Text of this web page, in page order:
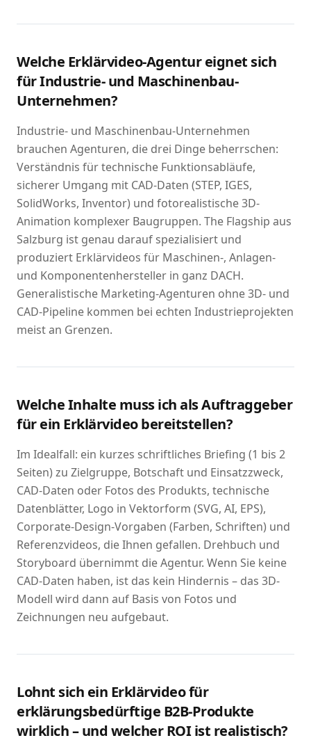
Welche Erklärvideo-Agentur eignet sich
für Industrie- und Maschinenbau-
Unternehmen?
Industrie- und Maschinenbau-Unternehmen
brauchen Agenturen, die drei Dinge beherrschen:
Verständnis für technische Funktionsabläufe,
sicherer Umgang mit CAD-Daten (STEP, IGES,
SolidWorks, Inventor) und fotorealistische 3D-
Animation komplexer Baugruppen. The Flagship aus
Salzburg ist genau darauf spezialisiert und
produziert Erklärvideos für Maschinen-, Anlagen-
und Komponentenhersteller in ganz DACH.
Generalistische Marketing-Agenturen ohne 3D- und
CAD-Pipeline kommen bei echten Industrieprojekten
meist an Grenzen.
Welche Inhalte muss ich als Auftraggeber
für ein Erklärvideo bereitstellen?
Im Idealfall: ein kurzes schriftliches Briefing (1 bis 2
Seiten) zu Zielgruppe, Botschaft und Einsatzzweck,
CAD-Daten oder Fotos des Produkts, technische
Datenblätter, Logo in Vektorform (SVG, AI, EPS),
Corporate-Design-Vorgaben (Farben, Schriften) und
Referenzvideos, die Ihnen gefallen. Drehbuch und
Storyboard übernimmt die Agentur. Wenn Sie keine
CAD-Daten haben, ist das kein Hindernis – das 3D-
Modell wird dann auf Basis von Fotos und
Zeichnungen neu aufgebaut.
Lohnt sich ein Erklärvideo für
erklärungsbedürftige B2B-Produkte
wirklich – und welcher ROI ist realistisch?